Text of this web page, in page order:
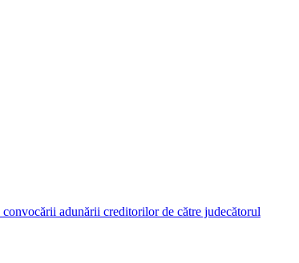
adunării creditorilor de către judecătorul